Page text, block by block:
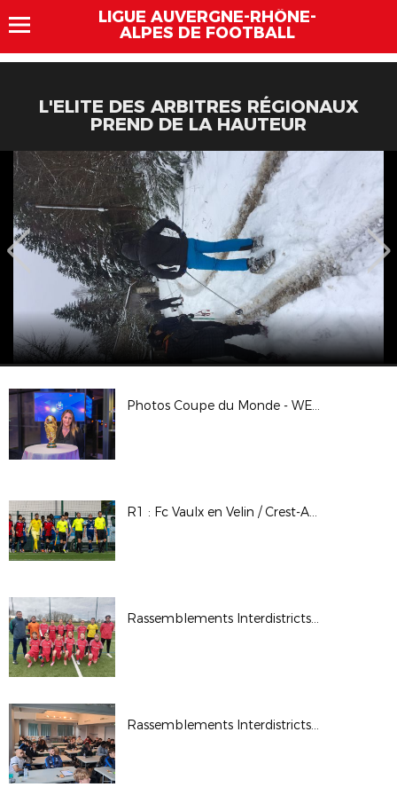
LIGUE AUVERGNE-RHÔNE-
ALPES DE FOOTBALL
L'ELITE DES ARBITRES RÉGIONAUX
PREND DE LA HAUTEUR
Photos Coupe du Monde - WE des Bénévoles à Clairefontaine - Mars 2026
R1 : Fc Vaulx en Velin / Crest-Aouste
Rassemblements Interdistricts U13F - Fév. 2026
Rassemblements Interdistricts arbitres - Déc. 2025